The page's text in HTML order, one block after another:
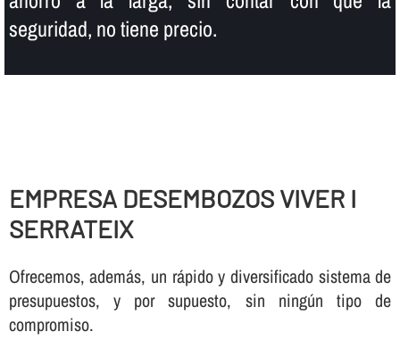
seguridad, no tiene precio.
EMPRESA DESEMBOZOS VIVER I
SERRATEIX
Ofrecemos, además, un rápido y diversificado sistema de
presupuestos, y por supuesto, sin ningún tipo de
compromiso.